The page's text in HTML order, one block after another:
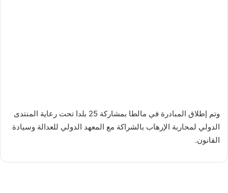
وتم إطلاق المبادرة في مالطا بمشاركة 25 بلدا تحت رعاية المنتدى
الدولي لمحاربة الإرهاب بالشراكة مع المعهد الدولي للعدالة وسيادة
القانون.